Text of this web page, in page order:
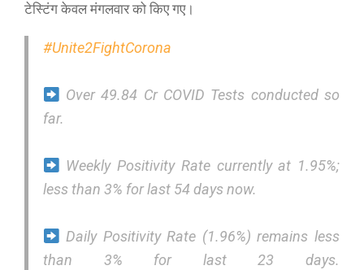
टेस्टिंग केवल मंगलवार को किए गए।
#Unite2FightCorona
Over 49.84 Cr COVID Tests conducted so
far.
Weekly Positivity Rate currently at 1.95%;
less than 3% for last 54 days now.
Daily Positivity Rate (1.96%) remains less
than 3% for last 23 days.